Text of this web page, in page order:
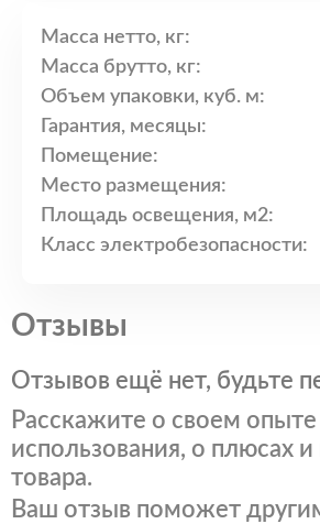
Масса нетто, кг:
Масса брутто, кг:
Объем упаковки, куб. м:
Гарантия, месяцы:
Помещение:
Место размещения:
Площадь освещения, м2:
Класс электробезопасности:
Отзывы
Отзывов ещё нет, будьте
Расскажите о своем опыте
использования, о плюсах
товара.
Ваш отзыв поможет